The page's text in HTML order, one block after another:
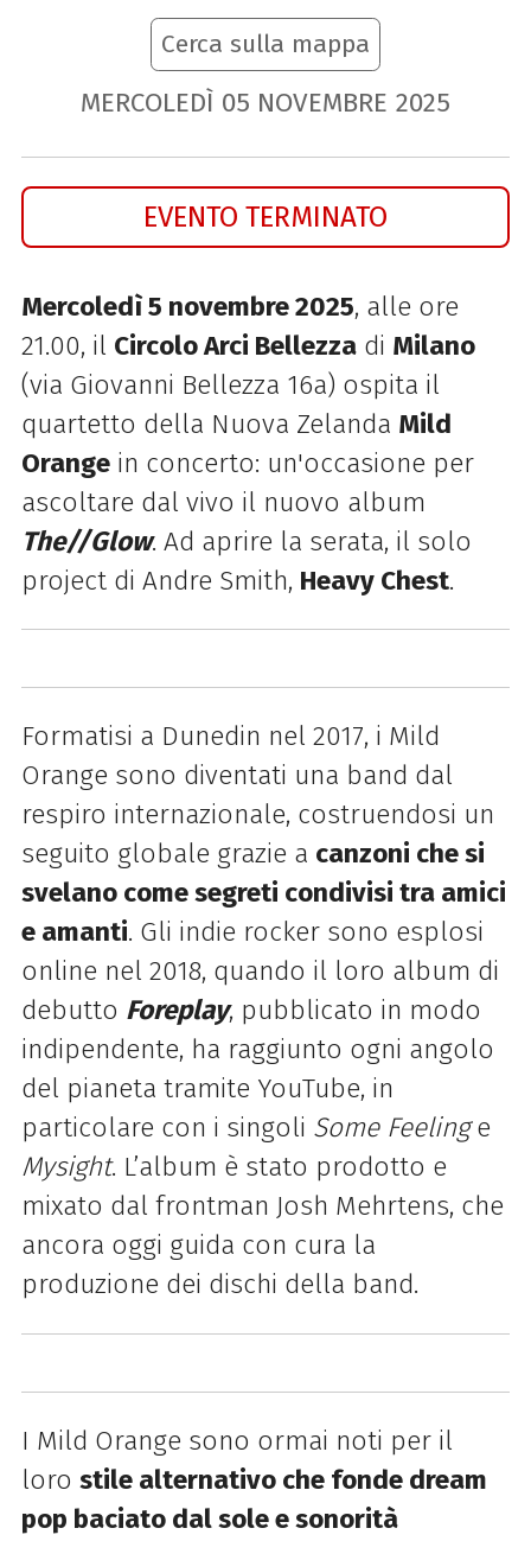
Cerca sulla mappa
MERCOLEDÌ 05 NOVEMBRE 2025
EVENTO TERMINATO
Mercoledì 5 novembre 2025, alle ore
21.00, il Circolo Arci Bellezzadi Milano
(via Giovanni Bellezza 16a) ospita il
quartetto della Nuova Zelanda Mild
Orangein concerto: un'occasione per
ascoltare dal vivo il nuovo album
The//Glow. Ad aprire la serata, il solo
project di Andre Smith, Heavy Chest.
Formatisi a Dunedin nel 2017, i Mild
Orange sono diventati una band dal
respiro internazionale, costruendosi un
seguito globale grazie a canzoni che si
svelano come segreti condivisi tra amici
e amanti. Gli indie rocker sono esplosi
online nel 2018, quando il loro album di
debutto Foreplay, pubblicato in modo
indipendente, ha raggiunto ogni angolo
del pianeta tramite YouTube, in
particolare con i singoli Some Feelinge
Mysight. L’album è stato prodotto e
mixato dal frontman Josh Mehrtens, che
ancora oggi guida con cura la
produzione dei dischi della band.
I Mild Orange sono ormai noti per il
loro stile alternativo che fonde dream
pop baciato dal sole e sonorità